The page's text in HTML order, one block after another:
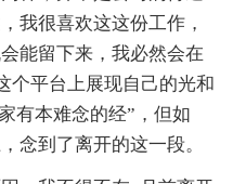
我很喜欢这这份工作，
能留下来，我必然会在
个平台上展现自己的光和
有本难念的经”，但如
念到了离开的这一段。